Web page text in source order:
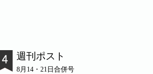
週刊ポスト
8月14・21日合併号